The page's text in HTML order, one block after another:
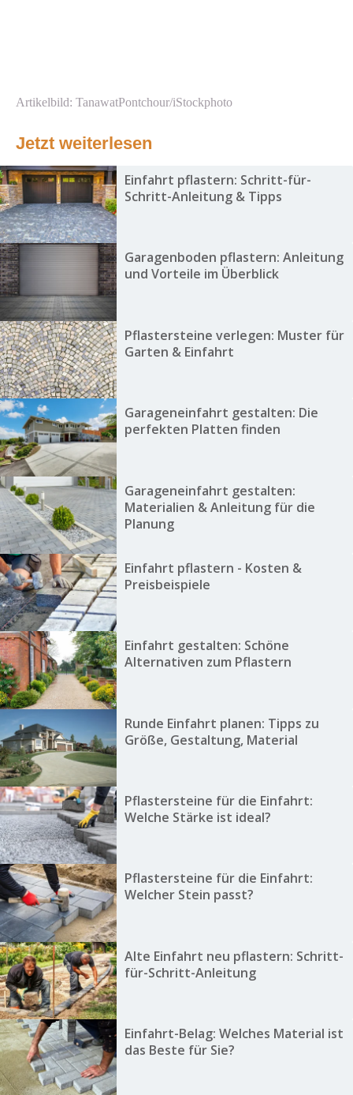
Artikelbild: TanawatPontchour/iStockphoto
Jetzt weiterlesen
Einfahrt pflastern: Schritt-für-
Schritt-Anleitung & Tipps
Garagenboden pflastern: Anleitung
und Vorteile im Überblick
Pflastersteine verlegen: Muster für
Garten & Einfahrt
Garageneinfahrt gestalten: Die
perfekten Platten finden
Garageneinfahrt gestalten:
Materialien & Anleitung für die
Planung
Einfahrt pflastern - Kosten &
Preisbeispiele
Einfahrt gestalten: Schöne
Alternativen zum Pflastern
Runde Einfahrt planen: Tipps zu
Größe, Gestaltung, Material
Pflastersteine für die Einfahrt:
Welche Stärke ist ideal?
Pflastersteine für die Einfahrt:
Welcher Stein passt?
Alte Einfahrt neu pflastern: Schritt-
für-Schritt-Anleitung
Einfahrt-Belag: Welches Material ist
das Beste für Sie?